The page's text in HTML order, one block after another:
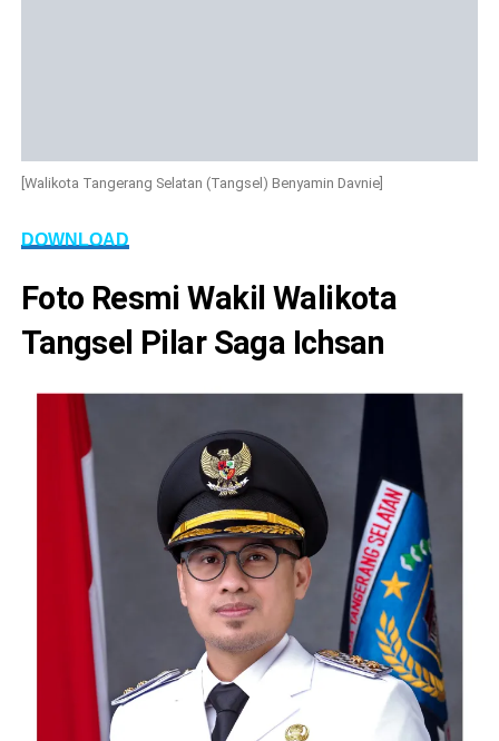
[Walikota Tangerang Selatan (Tangsel) Benyamin Davnie]
DOWNLOAD
Foto Resmi Wakil Walikota
Tangsel Pilar Saga Ichsan